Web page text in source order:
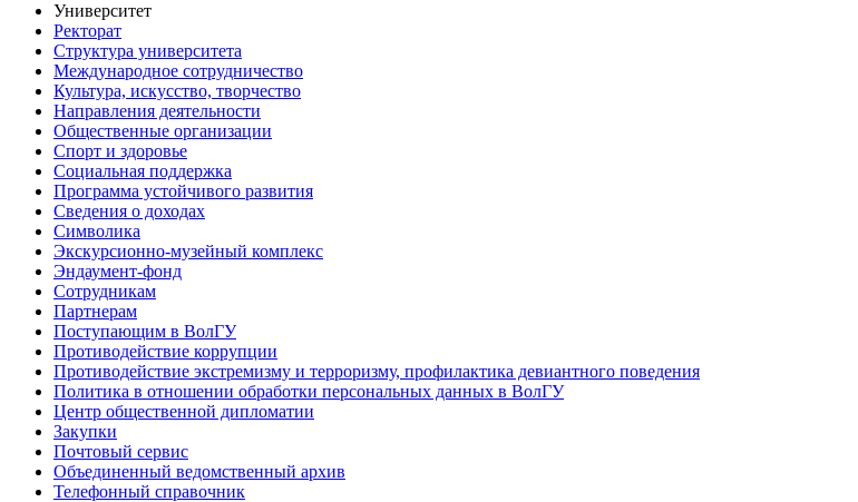
Университет
Ректорат
Структура университета
Международное сотрудничество
Культура, искусство, творчество
Направления деятельности
Общественные организации
Спорт и здоровье
Социальная поддержка
Программа устойчивого развития
Сведения о доходах
Символика
Экскурсионно-музейный комплекс
Эндаумент-фонд
Сотрудникам
Партнерам
Поступающим в ВолГУ
Противодействие коррупции
Противодействие экстремизму и терроризму, профилактика девиантного поведения
Политика в отношении обработки персональных данных в ВолГУ
Центр общественной дипломатии
Закупки
Почтовый сервис
Объединенный ведомственный архив
Телефонный справочник